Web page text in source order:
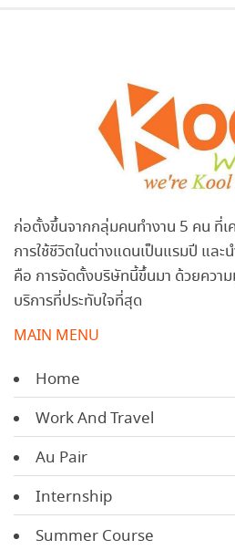
ก่อตั้งขึ้นจากกลุ่มคนทำงาน 5 คน ที่
การใช้ชีวิตในต่างแดนเป็นแรมปี และ
คือ การจัดตั้งบริษัทนี้ขึ้นมา ด้วยความ
บริการที่ประทับใจที่สุด
MAIN MENU
Home
Work And Travel
Au Pair
Internship
Summer Course